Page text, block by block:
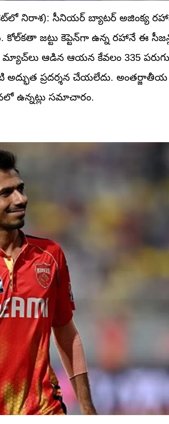
నిరాశ): సీనియర్ బ్యాటర్ అజింక్య
కోల్‌కతా జట్టు కెప్టెన్‌గా ఉన్న రహానే ఈ
మ్యాచ్‌లు ఆడిన ఆయన కేవలం 335
అద్భుత ప్రదర్శన చేయలేదు.
ఉన్నట్లు సమాచారం.